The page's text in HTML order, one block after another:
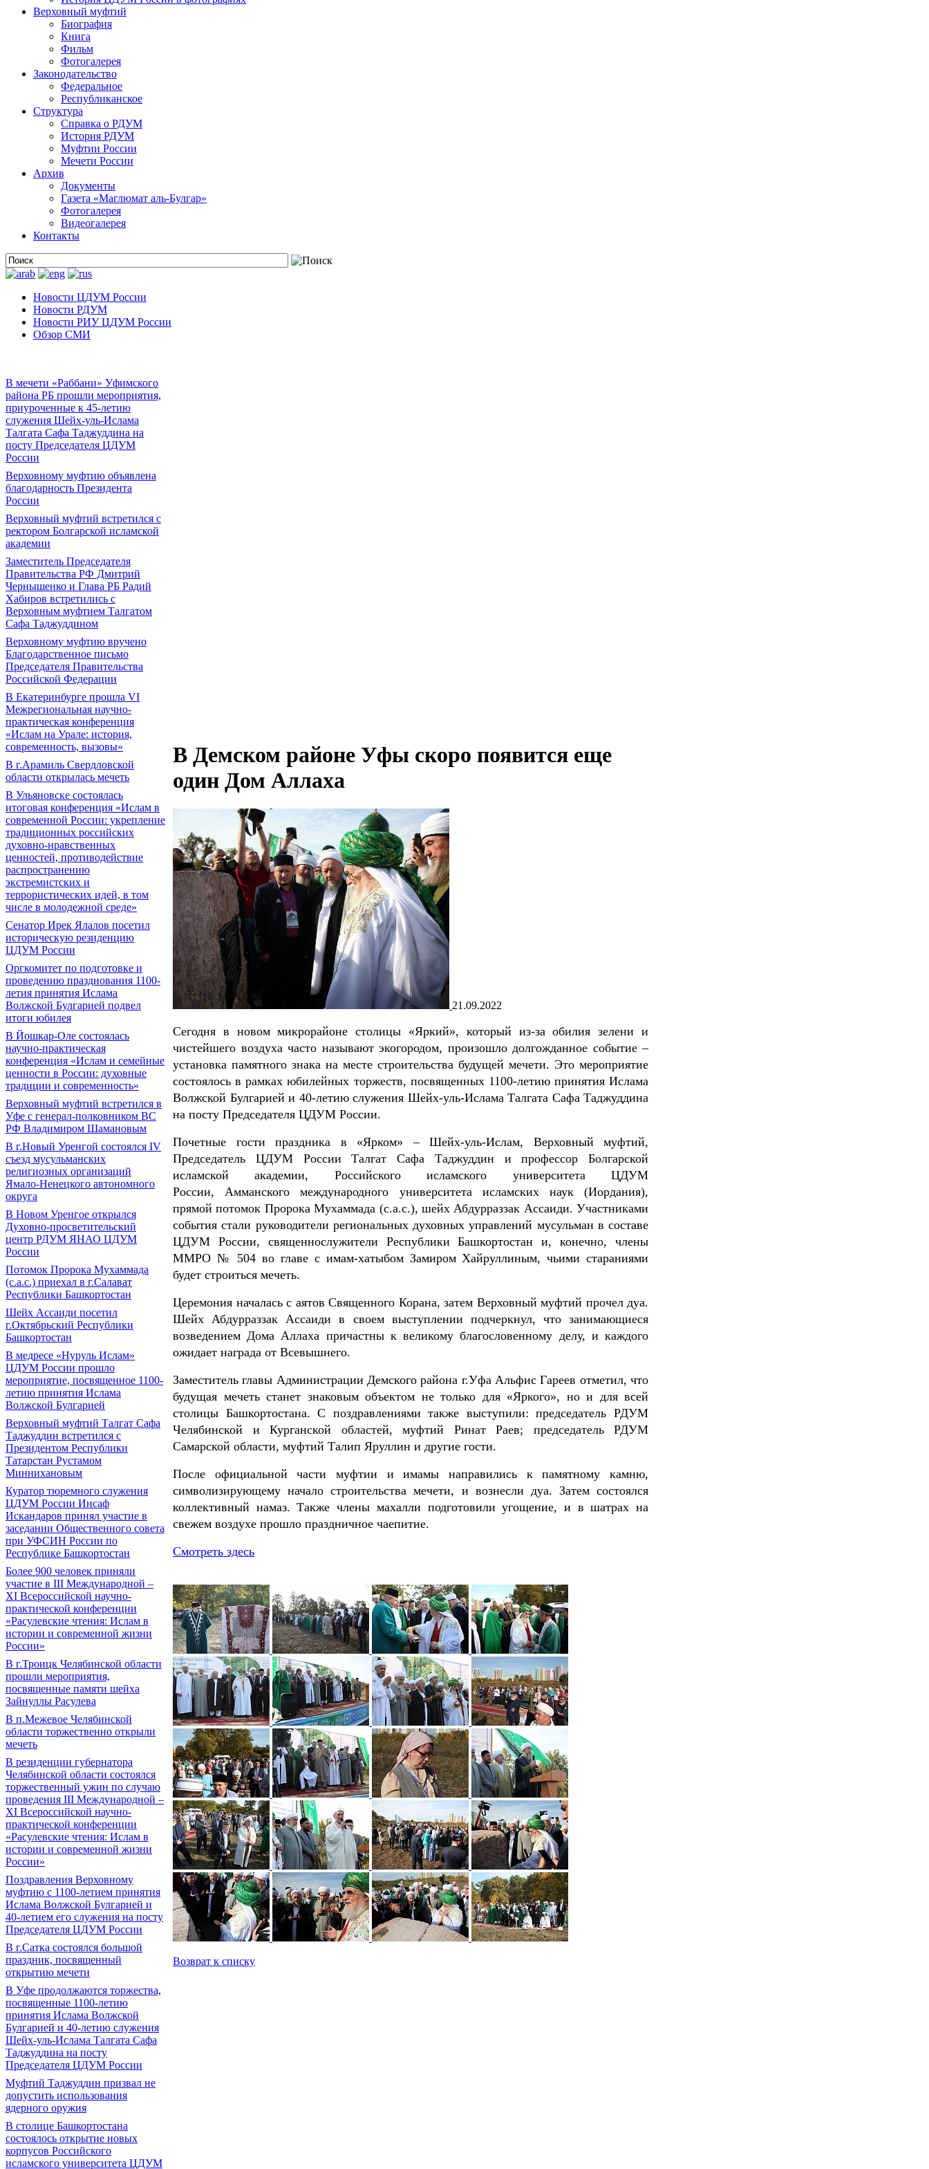
Верховный муфтий
Биография
Книга
Фильм
Фотогалерея
Законодательство
Федеральное
Республиканское
Структура
Справка о РДУМ
История РДУМ
Муфтии России
Мечети России
Архив
Документы
Газета «Маглюмат аль-Булгар»
Фотогалерея
Видеогалерея
Контакты
Новости ЦДУМ России
Новости РДУМ
Новости РИУ ЦДУМ России
Обзор СМИ
В мечети «Раббани» Уфимского
района РБ прошли мероприятия,
приуроченные к 45-летию
служения Шейх-уль-Ислама
Талгата Сафа Таджуддина на
посту Председателя ЦДУМ
России
Верховному муфтию объявлена
благодарность Президента
России
Верховный муфтий встретился с
ректором Болгарской исламской
академии
Заместитель Председателя
Правительства РФ Дмитрий
Чернышенко и Глава РБ Радий
Хабиров встретились с
Верховным муфтием Талгатом
Сафа Таджуддином
Верховному муфтию вручено
Благодарственное письмо
Председателя Правительства
Российской Федерации
В Екатеринбурге прошла VI
Межрегиональная научно-
практическая конференция
«Ислам на Урале: история,
современность, вызовы»
В г.Арамиль Свердловской
области открылась мечеть
В Ульяновске состоялась
итоговая конференция «Ислам в
современной России: укрепление
традиционных российских
духовно-нравственных
ценностей, противодействие
распространению
экстремистских и
террористических идей, в том
числе в молодежной среде»
Сенатор Ирек Ялалов посетил
историческую резиденцию
ЦДУМ России
Оргкомитет по подготовке и
проведению празднования 1100-
летия принятия Ислама
Волжской Булгарией подвел
итоги юбилея
В Йошкар-Оле состоялась
научно-практическая
конференция «Ислам и семейные
ценности в России: духовные
традиции и современность»
Верховный муфтий встретился в
Уфе с генерал-полковником ВС
РФ Владимиром Шамановым
В г.Новый Уренгой состоялся IV
съезд мусульманских
религиозных организаций
Ямало-Ненецкого автономного
округа
В Новом Уренгое открылся
Духовно-просветительский
центр РДУМ ЯНАО ЦДУМ
России
Потомок Пророка Мухаммада
(с.а.с.) приехал в г.Салават
Республики Башкортостан
Шейх Ассаиди посетил
г.Октябрьский Республики
Башкортостан
В медресе «Нуруль Ислам»
ЦДУМ России прошло
мероприятие, посвященное 1100-
летию принятия Ислама
Волжской Булгарией
Верховный муфтий Талгат Сафа
Таджуддин встретился с
Президентом Республики
Татарстан Рустамом
Миннихановым
Куратор тюремного служения
ЦДУМ России Инсаф
Искандаров принял участие в
заседании Общественного совета
при УФСИН России по
Республике Башкортостан
Более 900 человек приняли
участие в III Международной –
XI Всероссийской научно-
практической конференции
«Расулевские чтения: Ислам в
истории и современной жизни
России»
В г.Троицк Челябинской области
прошли мероприятия,
посвященные памяти шейха
Зайнуллы Расулева
В п.Межевое Челябинской
области торжественно открыли
мечеть
В резиденции губернатора
Челябинской области состоялся
торжественный ужин по случаю
проведения III Международной –
XI Всероссийской научно-
практической конференции
«Расулевские чтения: Ислам в
истории и современной жизни
России»
Поздравления Верховному
муфтию с 1100-летием принятия
Ислама Волжской Булгарией и
40-летием его служения на посту
Председателя ЦДУМ России
В г.Сатка состоялся большой
праздник, посвященный
открытию мечети
В Уфе продолжаются торжества,
посвященные 1100-летию
принятия Ислама Волжской
Булгарией и 40-летию служения
Шейх-уль-Ислама Талгата Сафа
Таджуддина на посту
Председателя ЦДУМ России
Муфтий Таджуддин призвал не
допустить использования
ядерного оружия
В столице Башкортостана
состоялось открытие новых
корпусов Российского
исламского университета ЦДУМ
В Демском районе Уфы скоро появится еще
один Дом Аллаха
21.09.2022
Сегодня в новом микрорайоне столицы «Яркий», который из-за обилия зелени и
чистейшего воздуха часто называют экогородом, произошло долгожданное событие –
установка памятного знака на месте строительства будущей мечети. Это мероприятие
состоялось в рамках юбилейных торжеств, посвященных 1100-летию принятия Ислама
Волжской Булгарией и 40-летию служения Шейх-уль-Ислама Талгата Сафа Таджуддина
на посту Председателя ЦДУМ России.
Почетные гости праздника в «Ярком» – Шейх-уль-Ислам, Верховный муфтий,
Председатель ЦДУМ России Талгат Сафа Таджуддин и профессор Болгарской
исламской академии, Российского исламского университета ЦДУМ
России,Амманского международного университета исламских наук (Иордания),
прямой потомок Пророка Мухаммада (с.а.с.), шейх Абдурраззак Ассаиди. Участниками
события стали руководители региональных духовных управлений мусульман в составе
ЦДУМ России, священнослужители Республики Башкортостан и, конечно, члены
ММРО № 504 во главе с имам-хатыбом Замиром Хайруллиным, чьими стараниями
будет строиться мечеть.
Церемония началась с аятов Священного Корана, затем Верховный муфтий прочел дуа.
Шейх Абдурраззак Ассаиди в своем выступлении подчеркнул, что занимающиеся
возведением Дома Аллаха причастны к великому благословенному делу, и каждого
ожидает награда от Всевышнего.
Заместитель главы Администрации Демского района г.Уфа Альфис Гареев отметил, что
будущая мечеть станет знаковым объектом не только для «Яркого», но и для всей
столицы Башкортостана. С поздравлениями также выступили: председатель РДУМ
Челябинской и Курганской областей, муфтий Ринат Раев; председатель РДУМ
Самарской области, муфтий Талип Яруллин и другие гости.
После официальной части муфтии и имамы направились к памятному камню,
символизирующему начало строительства мечети, и вознесли дуа. Затем состоялся
коллективный намаз. Также члены махалли подготовили угощение, и в шатрах на
свежем воздухе прошло праздничное чаепитие.
Смотреть здесь
Возврат к списку